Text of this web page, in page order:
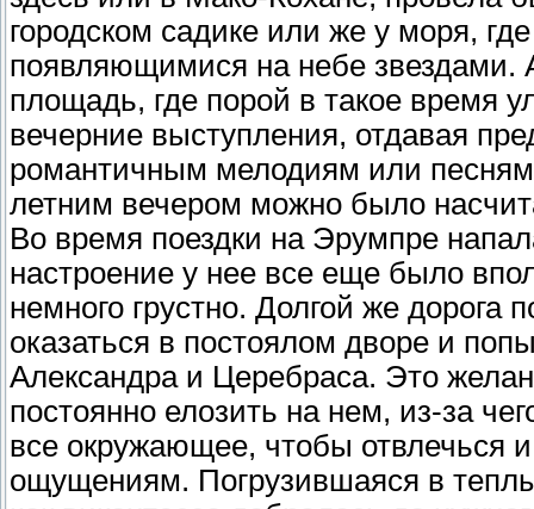
городском садике или же у моря,
появляющимися на небе
площадь, где порой в такое время
вечерние выступления, отдавая
романтичным мелодиям или
летним вечером можно было
Во время поездки на Эрумпре
настроение у нее все еще было
немного грустно. Долгой же дорога
оказаться в постоялом дворе и
Александра и Церебраса. Это
постоянно елозить на нем, из-за
все окружающее, чтобы отвлечься и
ощущениям. Погрузившаяся в